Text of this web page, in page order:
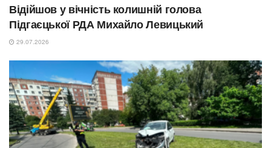
Відійшов у вічність колишній голова
Підгаєцької РДА Михайло Левицький
29.07.2026